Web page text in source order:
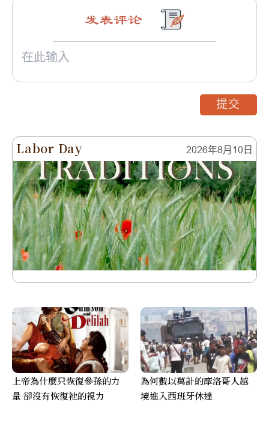
Labor Day 2026年8月10日
发表评论
提交
上帝為什麼只恢復參孫的力
量 卻沒有恢復祂的視力
為何數以萬計的摩洛哥人越
境進入西班牙休達